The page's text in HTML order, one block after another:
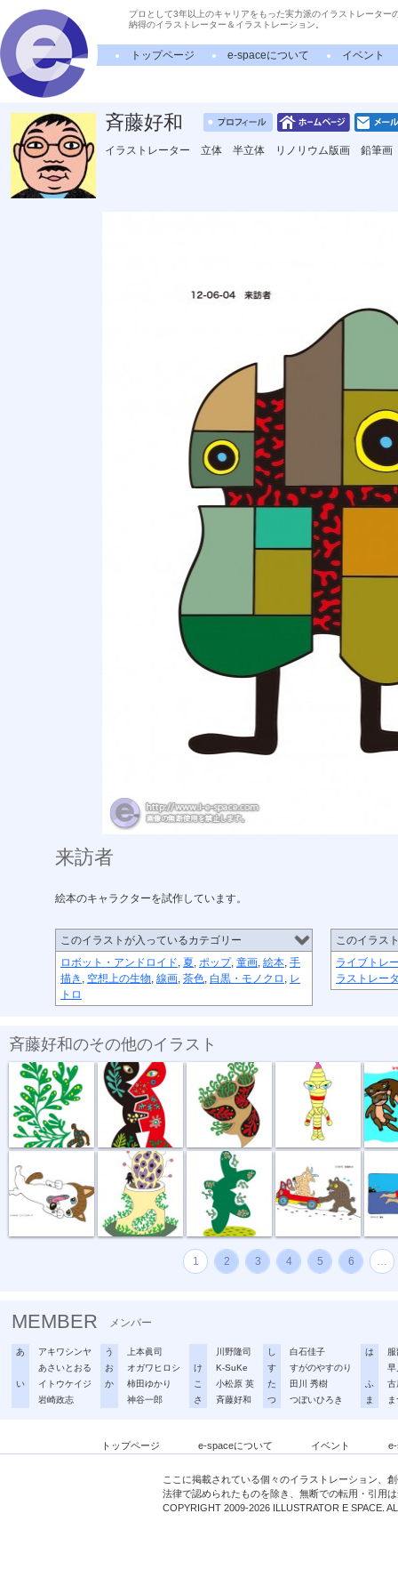
プロとして3年以上のキャリアをもった実力派のイラストレーター
納得のイラストレーター＆イラストレーション。
トップページ e-spaceについて イベント
斉藤好和
イラストレーター 立体 半立体 リノリウム版画 鉛筆画
来訪者
絵本のキャラクターを試作しています。
このイラストが入っているカテゴリー
ロボット・アンドロイド, 夏, ポップ, 童画, 絵本, 手
描き , 空想上の生物, 線画, 茶色, 白黒・モノクロ , レ
トロ
このイラス
ライブトレ
ラストレー
斉藤好和のその他のイラスト
植物のチカラ 組み合わせ 植木鉢
どう、このポ... おいしい匂い 新しい種 坂道登れば 遠泳
1 2 3 4 5 6 …
MEMBER メンバー
あ
アキワシンヤ
あさいとおる
い
イトウケイジ
岩崎政志
う
上本眞司
お
オガワヒロシ
か
柿田ゆかり
神谷一郎
川野隆司
け
K-SuKe
こ
小松原 英
さ
斉藤好和
し
白石佳子
す
すがのやすのり
た
田川 秀樹
つ
つぼいひろき
は
早
ふ
古
ま
トップページ e-spaceについて イベント
ここに掲載されている個々のイラストレーション、
法律で認められたものを除き、無断での転用・引用
COPYRIGHT 2009-2026 ILLUSTRATOR E SPACE.